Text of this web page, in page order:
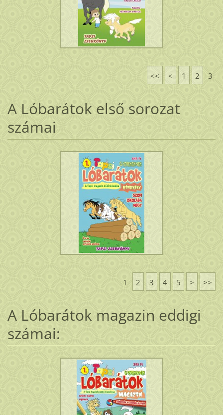
<< < 1 2 3
A Lóbarátok első sorozat
számai
1 2 3 4 5 > >>
A Lóbarátok magazin eddigi
számai: